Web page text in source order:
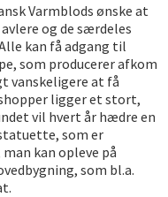
Varmblods ønske at
og de særdeles
kan få adgang til
som producerer afkom
vanskeligere at få
ligger et stort,
vil hvert år hædre en
som er
kan opleve på
som bl.a.